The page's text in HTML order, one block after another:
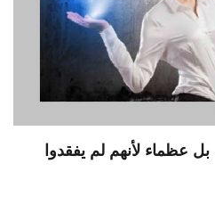
عظماء لأنهم لم يفقدوا